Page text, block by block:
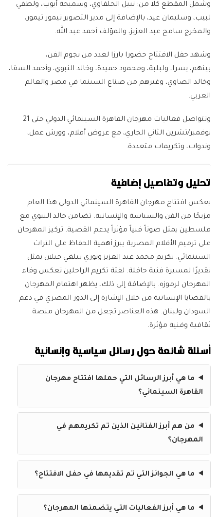
وشمل المقطع كلا من: نبيل الحلفاوي، وسميحة أيوب، ولطفي
لبيب، وسليمان عيد، بالإضافة إلى مدير التصوير تيمور تيمور،
والمخرج سامح عبد العزيز، والمؤلف أحمد عبد الله.
وشهد حفل الافتتاح حضورا بارزا لعدد من نجوم الفن،
بينهم، يسرا، ولبلبة، ومحمود حميدة، وخالد النبوي، وأحمد السقا،
وخالد الصاوي، وغيرهم من صناع السينما في مصر والعالم
العربي.
وتتواصل فعاليات مهرجان القاهرة السينمائي الدولي حتى 21
نوفمبر/تشرين الثاني الجاري، مع عروض أفلام، وورش عمل،
وندوات، وتكريمات متعددة.
تحليل وتفاصيل إضافية
يعكس افتتاح مهرجان القاهرة السينمائي الدولي هذا العام
مزيجًا من الفن والسياسة والإنسانية. تضامن خالد النبوي مع
فلسطين يمثل صوتاً فنياً مؤثراً يدعم القضية. تركيز المهرجان
على ترميم الأفلام المصرية يبرز أهمية الحفاظ على التراث
السينمائي. تكريم محمد عبد العزيز ونوري بيلغي جيلان يمثل
تقديرًا لمسيرة فنية حافلة. لفتة تكريم الراحلين تعكس وفاء
المهرجان لرموزه. بالإضافة إلى ذلك، يظهر اهتمام المهرجان
بالقضايا الإنسانية من خلال الإشارة إلى الدور المصري في دعم
السودان ولبنان. هذه العناصر تجعل من المهرجان منصة
ثقافية وفنية مؤثرة.
أسئلة شائعة حول رسائل سياسية وإنسانية
ما هي أبرز الرسائل التي حملها افتتاح مهرجان
القاهرة السينمائي؟
من هم أبرز الفنانين الذين تم تكريمهم في
المهرجان؟
ما هي الجوائز التي تم تقديمها في حفل الافتتاح؟
ما هي أبرز الفعاليات التي يتضمنها المهرجان؟